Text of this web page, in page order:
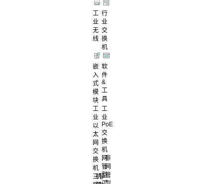
工
业
无
线
行
业
交
换
机
嵌
入
式
模
块
软
件
&
工
具
工
业
以
太
网
交
换
机
三机导
工
业
PoE
交
换
机
网
管
型
非
网
管